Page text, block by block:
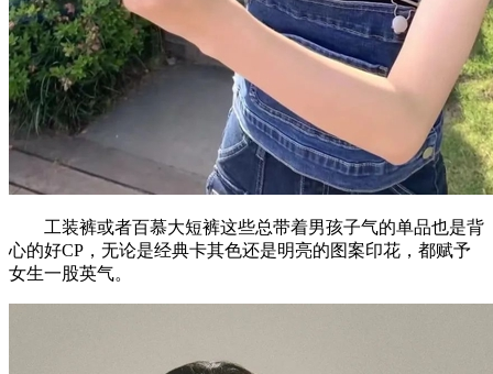
工装裤或者百慕大短裤这些总带着男孩子气的单品也是背
心的好CP，无论是经典卡其色还是明亮的图案印花，都赋予
女生一股英气。